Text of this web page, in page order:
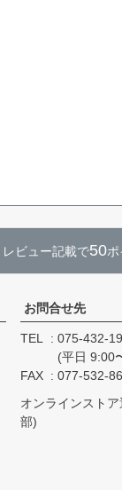
レビュー記載で50
お問合せ先
TEL
075-432-
(平日 9:00
FAX
077-532-
オンラインスト
部)